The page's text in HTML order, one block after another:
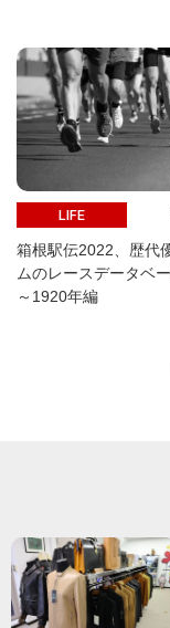
LIFE
箱根駅伝2022、歴代
ムのレースデータベ
～1920年編